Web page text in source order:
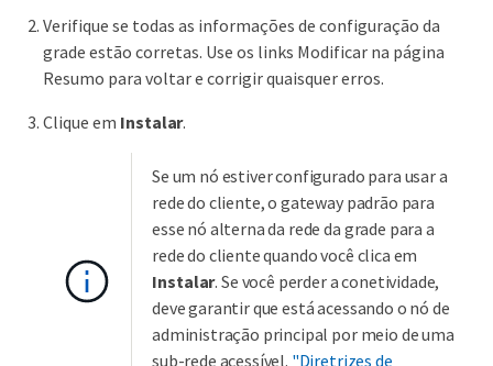
Verifique se todas as informações de configuração da
grade estão corretas. Use os links Modificar na página
Resumo para voltar e corrigir quaisquer erros.
Clique em Instalar.
Se um nó estiver configurado para usar a
rede do cliente, o gateway padrão para
esse nó alterna da rede da grade para a
rede do cliente quando você clica em
Instalar. Se você perder a conetividade,
deve garantir que está acessando o nó de
administração principal por meio de uma
sub-rede acessível. "Diretrizes de